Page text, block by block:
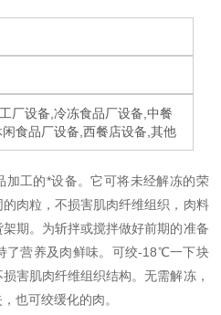
厂设备,冷冻食品厂设备,中餐
闲食品厂设备,西餐店设备,其他
加工的*设备。它可将未经解冻的荣
肉粒，不损害肌肉纤维组织，肉料
期。为斩拌或搅拌做好前期的准备
了营养及肉鲜味。可绞-18℃一下块
害肌肉纤维组织结构。无需解冻，
也可绞缓化的肉。